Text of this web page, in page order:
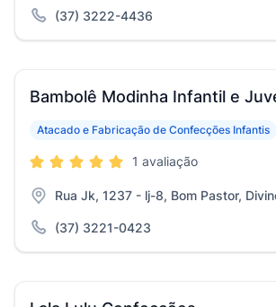
(37) 3222-4436
Bambolê Modinha Infantil e
Atacado e Fabricação de Confecções Infantis
1 avaliação
Rua Jk, 1237 - lj-8, Bom Pastor,
(37) 3221-0423